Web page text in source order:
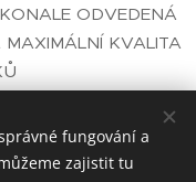
ODVEDENÁ
KVALITA
fungování a
zajistit tu